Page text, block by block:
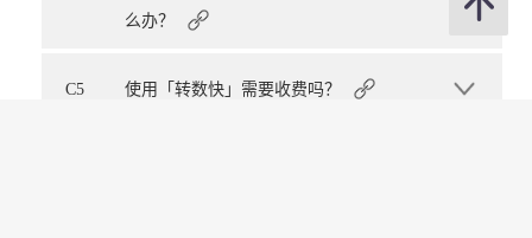
么办？
C5 使用「转数快」需要收费吗？